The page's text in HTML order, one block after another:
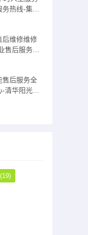
热线-集成
后维修维修
售后服务中
售后服务全
清华阳光太
(19)